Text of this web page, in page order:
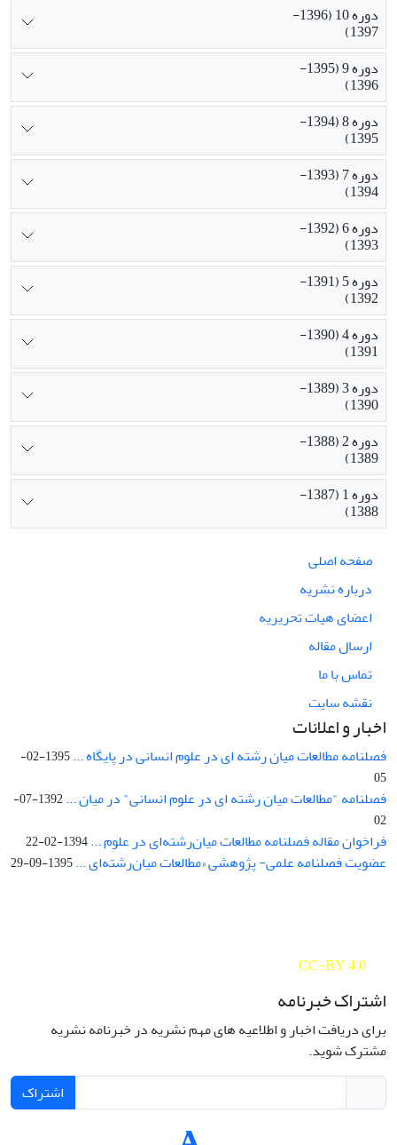
دوره 10 (1396-
1397)
دوره 9 (1395-
1396)
دوره 8 (1394-
1395)
دوره 7 (1393-
1394)
دوره 6 (1392-
1393)
دوره 5 (1391-
1392)
دوره 4 (1390-
1391)
دوره 3 (1389-
1390)
دوره 2 (1388-
1389)
دوره 1 (1387-
1388)
صفحه اصلی
درباره نشریه
اعضای هیات تحریریه
ارسال مقاله
تماس با ما
نقشه سایت
اخبار و اعلانات
فصلنامه مطالعات میان رشته ای در علوم انسانی در پایگاه ...
1395-02-
05
فصلنامه "مطالعات میان رشته ای در علوم انسانی" در میان ...
1392-07-
02
فراخوان مقاله فصلنامه مطالعات میان‌رشته‌ای در علوم ...1394-02-22
عضویت فصلنامه علمی- پژوهشی «مطالعات میان‌رشته‌ای ...1395-09-29
CC-BY 4.0
اشتراک خبرنامه
برای دریافت اخبار و اطلاعیه های مهم نشریه در خبرنامه نشریه
مشترک شوید.
اشتراک